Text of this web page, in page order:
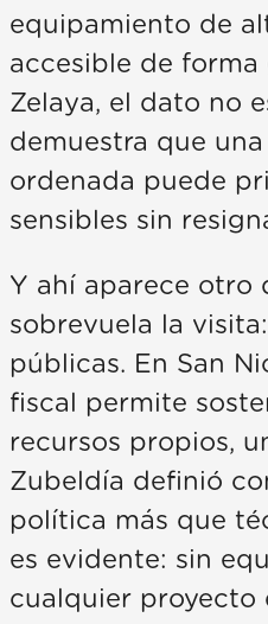
equipamiento de
accesible de forma
Zelaya, el dato no
demuestra que
ordenada puede
sensibles sin
Y ahí aparece otro
sobrevuela la
públicas. En San
fiscal permite
recursos propios,
Zubeldía definió
política más que
es evidente: sin
cualquier proyecto